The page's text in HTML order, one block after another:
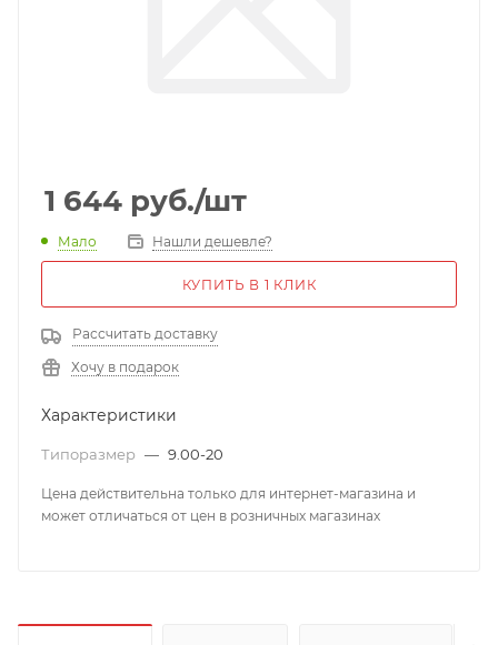
1 644 руб./шт
Мало Нашли дешевле?
КУПИТЬ В 1 КЛИК
Рассчитать доставку
Хочу в подарок
Характеристики
Типоразмер — 9.00-20
Цена действительна только для интернет-магазина и
может отличаться от цен в розничных магазинах